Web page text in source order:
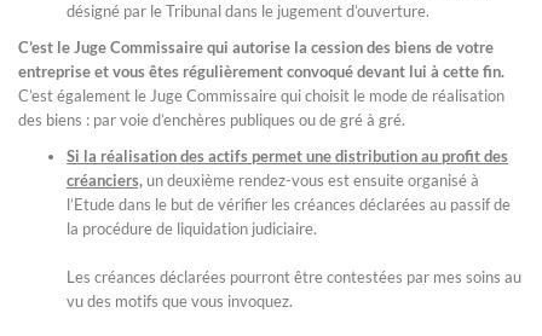
désigné par le Tribunal dans le jugement d’ouverture.
C’est le Juge Commissaire qui autorise la cession des biens de votre
entreprise et vous êtes régulièrement convoqué devant lui à cette fin.
C’est également le Juge Commissaire qui choisit le mode de réalisation
des biens : par voie d’enchères publiques ou de gré à gré.
Si la réalisation des actifs permet une distribution au profit des
créanciers,un deuxième rendez-vous est ensuite organisé à
l’Etude dans le but de vérifier les créances déclarées au passif de
la procédure de liquidation judiciaire.
Les créances déclarées pourront être contestées par mes soins au
vu des motifs que vous invoquez.